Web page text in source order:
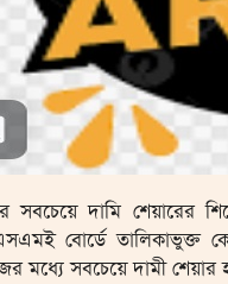
সবচেয়ে দামি শেয়ারের
বোর্ডে তালিকাভুক্ত
মধ্যে সবচেয়ে দামী শেয়ার